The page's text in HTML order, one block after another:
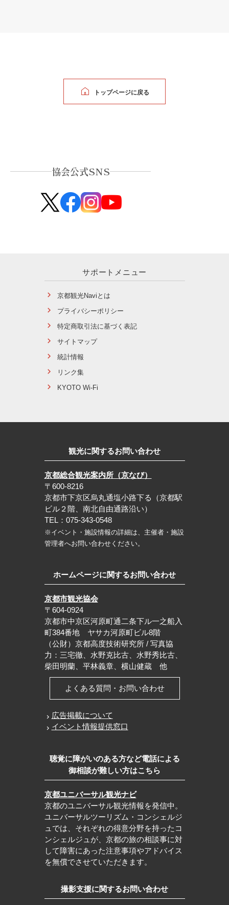
トップページに戻る
協会公式SNS
サポートメニュー
京都観光Naviとは
プライバシーポリシー
特定商取引法に基づく表記
サイトマップ
統計情報
リンク集
KYOTO Wi-Fi
観光に関するお問い合わせ
京都総合観光案内所（京なび）
〒600-8216
京都市下京区烏丸通塩小路下る（京都駅
ビル２階、南北自由通路沿い）
TEL：075-343-0548
※イベント・施設情報の詳細は、主催者・施設
管理者へお問い合わせください。
ホームページに関するお問い合わせ
京都市観光協会
〒604-0924
京都市中京区河原町通二条下ル一之船入
町384番地 ヤサカ河原町ビル8階
（公財）京都高度技術研究所 / 写真協
力：三宅徹、水野克比古、水野秀比古、
柴田明蘭、平林義章、横山健蔵 他
よくある質問・お問い合わせ
広告掲載について
イベント情報提供窓口
聴覚に障がいのある方など電話による
御相談が難しい方はこちら
京都ユニバーサル観光ナビ
京都のユニバーサル観光情報を発信中。
ユニバーサルツーリズム・コンシェルジ
ュでは、それぞれの得意分野を持ったコ
ンシェルジュが、京都の旅の相談事に対
して障害にあった注意事項やアドバイス
を無償でさせていただきます。
撮影支援に関するお問い合わせ